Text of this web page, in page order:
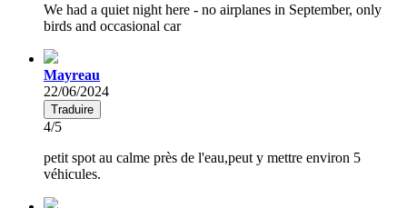
We had a quiet night here - no airplanes in September, only
birds and occasional car
Mayreau
22/06/2024
Traduire
4/5
petit spot au calme près de l'eau,peut y mettre environ 5
véhicules.